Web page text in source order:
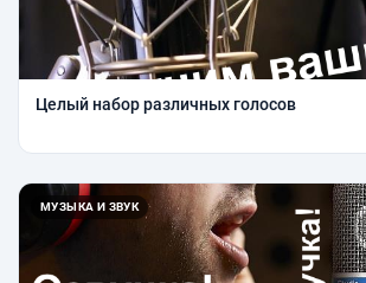
Целый набор различных голосов
МУЗЫКА И ЗВУК